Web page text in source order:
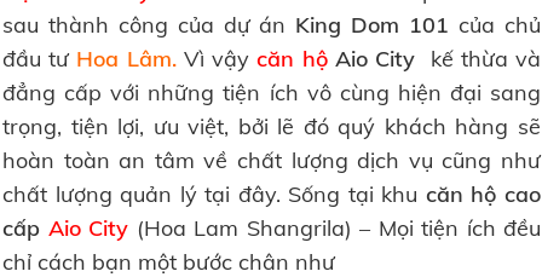
sau thành công của dự án King Dom 101 của chủ
đầu tư Hoa Lâm.Vì vậycăn hộ Aio City
kế thừa và
đẳng cấp với những tiện ích vô cùng hiện đại sang
trọng, tiện lợi, ưu việt, bởi lẽ đó quý khách hàng sẽ
hoàn toàn an tâm về chất lượng dịch vụ cũng như
chất lượng quản lý tại đây. Sống tại khu căn hộ cao
cấp Aio City (Hoa Lam Shangrila) – Mọi tiện ích đều
chỉ cách bạn một bước chân như